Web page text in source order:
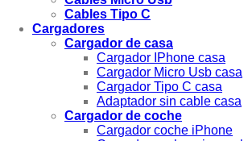
Cables Tipo C
Cargadores
Cargador de casa
Cargador IPhone casa
Cargador Micro Usb casa
Cargador Tipo C casa
Adaptador sin cable casa
Cargador de coche
Cargador coche iPhone